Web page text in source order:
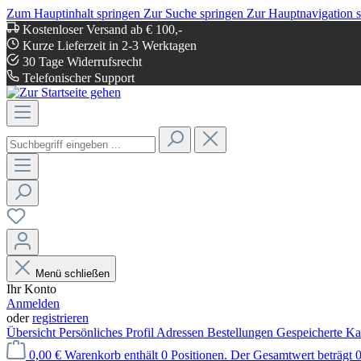
Zum Hauptinhalt springen Zur Suche springen Zur Hauptnavigation
Kostenloser Versand ab € 100,-
Kurze Lieferzeit in 2-3 Werktagen
30 Tage Widerrufsrecht
Telefonischer Support
Menü schließen
Ihr Konto
Anmelden
oderregistrieren
Übersicht Persönliches Profil Adressen Bestellungen Gespeicherte
0,00 € Warenkorb enthält 0 Positionen. Der Gesamtwert beträgt